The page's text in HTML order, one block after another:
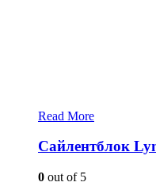
Read More
Сайлентблок
0 out of 5